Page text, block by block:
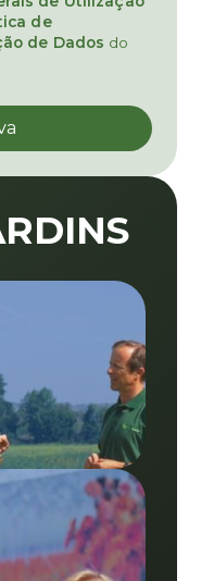
de
de Dados do